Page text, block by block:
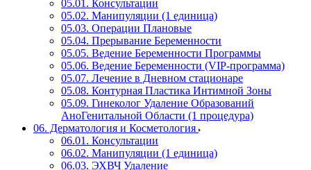
05.01. Консультации
05.02. Манипуляции (1 единица)
05.03. Операции Плановые
05.04. Прерывание Беременности
05.05. Ведение Беременности Программы
05.06. Ведение Беременности (VIP-программа)
05.07. Лечение в Дневном стационаре
05.08. Контурная Пластика Интимной Зоны
05.09. Гинеколог Удаление Образований
АноГенитальной Области (1 процедура)
06. Дерматология и Косметология
06.01. Консультации
06.02. Манипуляции (1 единица)
06.03. ЭХВЧ Удаление